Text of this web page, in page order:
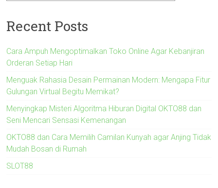
Recent Posts
Cara Ampuh Mengoptimalkan Toko Online Agar Kebanjiran
Orderan Setiap Hari
Menguak Rahasia Desain Permainan Modern: Mengapa Fitur
Gulungan Virtual Begitu Memikat?
Menyingkap Misteri Algoritma Hiburan Digital OKTO88 dan
Seni Mencari Sensasi Kemenangan
OKTO88 dan Cara Memilih Camilan Kunyah agar Anjing Tidak
Mudah Bosan di Rumah
SLOT88